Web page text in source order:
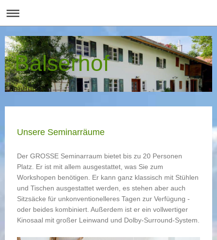
Balserhof
Unsere Seminarräume
Der GROSSE Seminarraum bietet bis zu 20 Personen
Platz. Er ist mit allem ausgestattet, was Sie zum
Workshopen benötigen. Er kann ganz klassisch mit Stühlen
und Tischen ausgestattet werden, es stehen aber auch
Sitzsäcke für unkonventionelleres Tagen zur Verfügung -
oder beides kombiniert. Außerdem ist er ein vollwertiger
Kinosaal mit großer Leinwand und Dolby-Surround-System.